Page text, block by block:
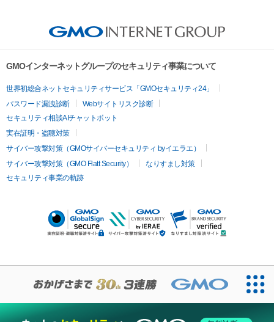
GMOインターネットグループのセキュリティ事業について
世界初総合ネットセキュリティサービス「GMOセキュリティ24」
パスワード漏洩診断
Webサイトリスク診断
セキュリティ相談AIチャットボット
実在証明・盗聴対策
サイバー攻撃対策（GMOサイバーセキュリティ byイエラエ）
サイバー攻撃対策（GMO Flatt Security）
なりすまし対策
セキュリティ事業の軌跡